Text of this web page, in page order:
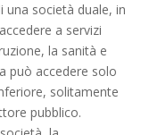
una società duale, in
a servizi
la sanità e
può accedere solo
solitamente
pubblico.